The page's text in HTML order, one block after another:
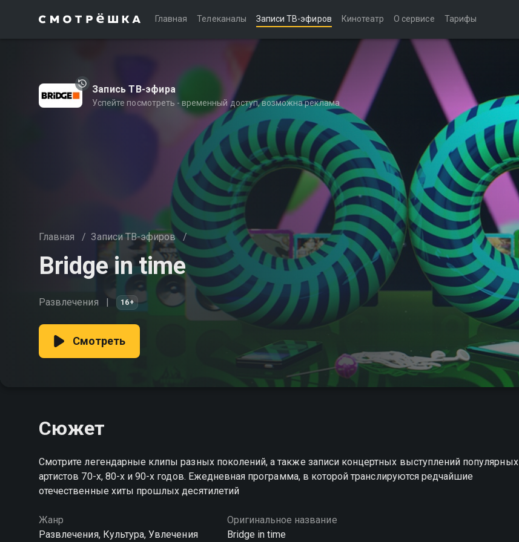
Главная Телеканалы Записи ТВ-эфиров Кинотеатр О сервисе Тарифы
Запись ТВ-эфира
Успейте посмотреть - временный доступ, возможна реклама
Главная / Записи ТВ-эфиров /
Bridge in time
Развлечения 16+
Смотреть
Сюжет
Смотрите легендарные клипы разных поколений, а также записи концертных выступлений популярных
артистов 70-х, 80-х и 90-х годов. Ежедневная программа, в которой транслируются редчайшие
отечественные хиты прошлых десятилетий
Жанр
Развлечения, Культура, Увлечения
Оригинальное название
Bridge in time